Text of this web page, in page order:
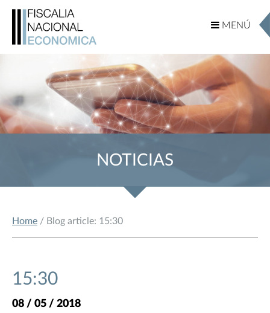
MENÚ
MENÚ
NOTICIAS
Home / Blog article: 15:30
15:30
08 / 05 / 2018